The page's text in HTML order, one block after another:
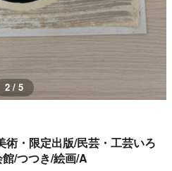
2 / 5
・限定出版/民芸・工芸いろ
/つつき/絵画/A